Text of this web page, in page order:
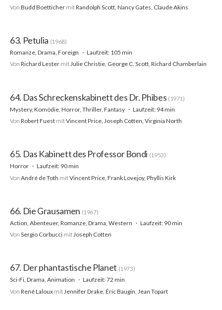
Von Budd Boetticher mitRandolph Scott, Nancy Gates, Claude Akins
63. Petulia (1968)
Romanze, Drama, Foreign
Laufzeit: 105 min
Von Richard Lester mitJulie Christie, George C. Scott, Richard Chamberlain
64. Das Schreckenskabinett des Dr. Phibes (1971)
Mystery, Komödie, Horror, Thriller, Fantasy
Laufzeit: 94 min
Von Robert Fuest mitVincent Price, Joseph Cotten, Virginia North
65. Das Kabinett des Professor Bondi (1953)
Horror
Laufzeit: 90 min
Von André de Toth mitVincent Price, Frank Lovejoy, Phyllis Kirk
66. Die Grausamen (1967)
Action, Abenteuer, Romanze, Drama, Western
Laufzeit: 90 min
Von Sergio Corbucci mitJoseph Cotten
67. Der phantastische Planet (1973)
Sci-Fi, Drama, Animation
Laufzeit: 72 min
Von René Laloux mit Jennifer Drake, Éric Baugin, Jean Topart